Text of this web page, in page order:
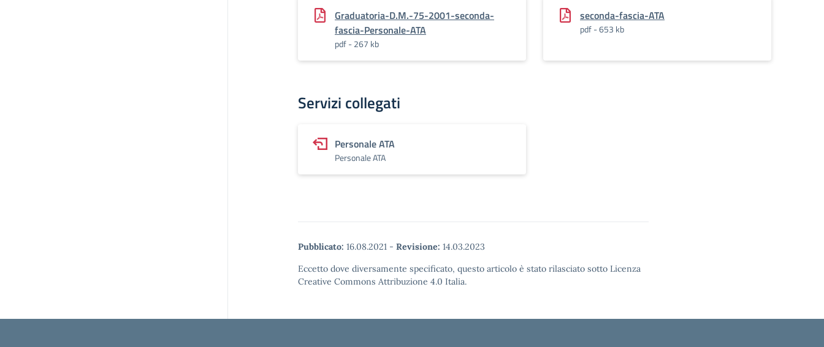
Graduatoria-D.M.-75-2001-seconda-
fascia-Personale-ATA
pdf - 267 kb
seconda-fascia-ATA
pdf - 653 kb
Servizi collegati
Personale ATA
Personale ATA
Pubblicato: 16.08.2021 - Revisione: 14.03.2023
Eccetto dove diversamente specificato, questo articolo è stato rilasciato sotto Licenza
Creative Commons Attribuzione 4.0 Italia.